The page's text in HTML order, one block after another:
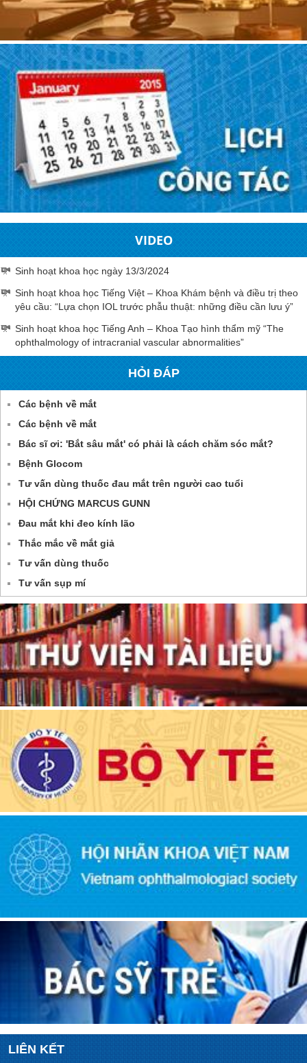
VIDEO
Sinh hoạt khoa học ngày 13/3/2024
Sinh hoạt khoa học Tiếng Việt – Khoa Khám bệnh và điều trị theo
yêu cầu: “Lựa chọn IOL trước phẫu thuật: những điều cần lưu ý”
Sinh hoạt khoa học Tiếng Anh – Khoa Tạo hình thẩm mỹ “The
ophthalmology of intracranial vascular abnormalities”
HỎI ĐÁP
Các bệnh về mắt
Các bệnh về mắt
Bác sĩ ơi: 'Bắt sâu mắt' có phải là cách chăm sóc mắt?
Bệnh Glocom
Tư vấn dùng thuốc đau mắt trên người cao tuổi
HỘI CHỨNG MARCUS GUNN
Đau mắt khi đeo kính lão
Thắc mắc về mắt giả
Tư vấn dùng thuốc
Tư vấn sụp mí
LIÊN KẾT